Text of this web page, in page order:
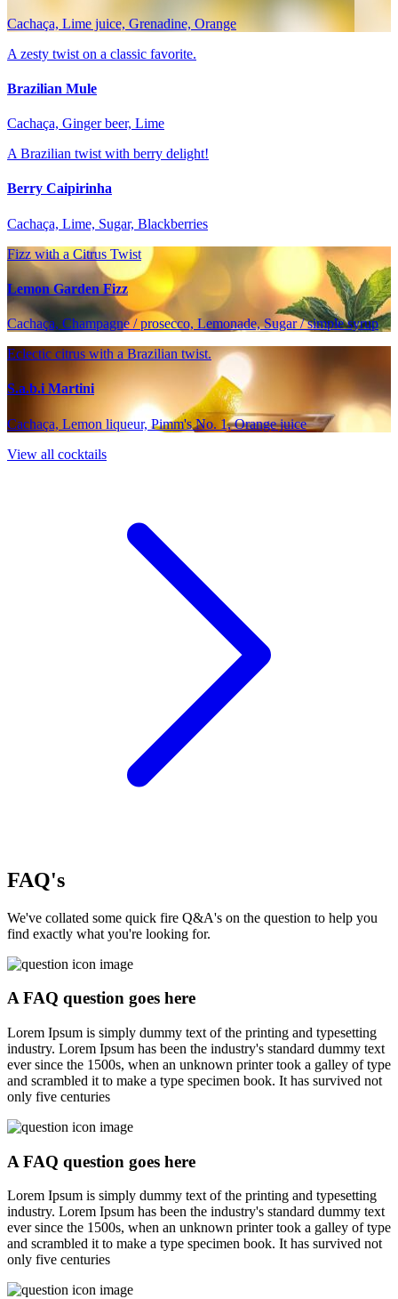
Cachaça, Lime juice, Grenadine, Orange
A zesty twist on a classic favorite.
Brazilian Mule
Cachaça, Ginger beer, Lime
A Brazilian twist with berry delight!
Berry Caipirinha
Cachaça, Lime, Sugar, Blackberries
Fizz with a Citrus Twist
Lemon Garden Fizz
Cachaça, Champagne / prosecco, Lemonade, Sugar / simple syrup
Eclectic citrus with a Brazilian twist.
S.a.b.i Martini
Cachaça, Lemon liqueur, Pimm's No. 1, Orange juice
View all cocktails
FAQ's
We've collated some quick fire Q&A's on the question to help you
find exactly what you're looking for.
A FAQ question goes here
Lorem Ipsum is simply dummy text of the printing and typesetting
industry. Lorem Ipsum has been the industry's standard dummy text
ever since the 1500s, when an unknown printer took a galley of type
and scrambled it to make a type specimen book. It has survived not
only five centuries
A FAQ question goes here
Lorem Ipsum is simply dummy text of the printing and typesetting
industry. Lorem Ipsum has been the industry's standard dummy text
ever since the 1500s, when an unknown printer took a galley of type
and scrambled it to make a type specimen book. It has survived not
only five centuries